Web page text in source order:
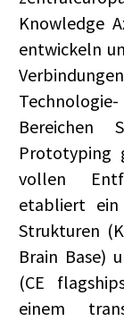
Knowledge
entwickeln
Bereichen
Prototyping
vollen
etabliert ein
Strukturen
Brain Base)
(CE
einem